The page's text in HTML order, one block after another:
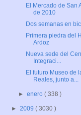
El Mercado de San
de 2010
Dos semanas en
Primera piedra del
Ardoz
Nueva sede del
Integraci...
El futuro Museo de
Reales, junto a...
►enero( 338 )
► 2009 ( 3030 )